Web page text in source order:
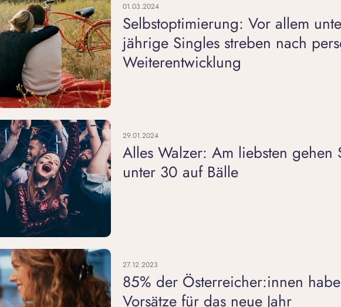
01.03.2024
Selbstoptimierung: Vor allem
jährige Singles streben nach
Weiterentwicklung
29.01.2024
Alles Walzer: Am liebsten gehen
unter 30 auf Bälle
27.12.2023
85% der Österreicher:innen
Vorsätze für das neue Jahr